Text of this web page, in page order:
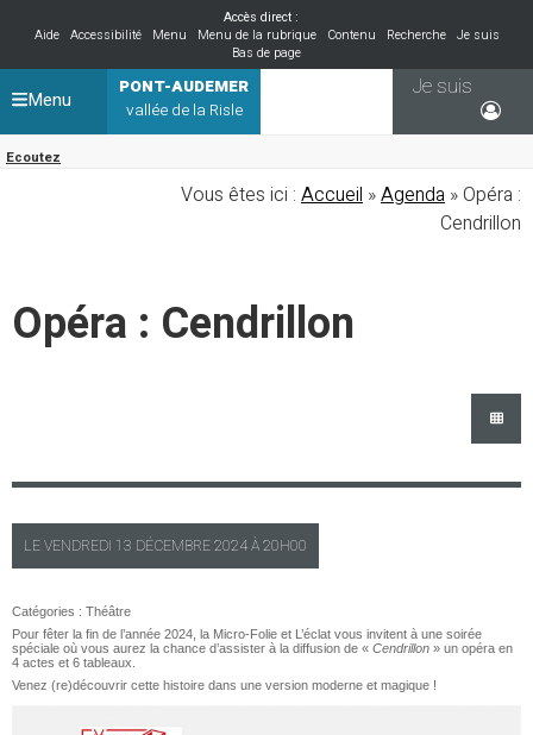
Accès direct :
Aide
Accessibilité Menu Menu de la rubrique Contenu Recherche
Je suis
Bas de page
PONT-AUDEMER
vallée de la Risle
Ecoutez
Je suis
Menu
Vous êtes ici : Accueil »Agenda » Opéra :
Cendrillon
Opéra : Cendrillon
LEVENDREDI 13 DÉCEMBRE 2024 À20H00
Catégories : Théâtre
Pour fêter la fin de l’année 2024, la Micro-Folie et L’éclat vous invitent à une soirée
spéciale où vous aurez la chance d’assister à la diffusion de « Cendrillon » un opéra en
4 actes et 6 tableaux.
Venez (re)découvrir cette histoire dans une version moderne et magique !